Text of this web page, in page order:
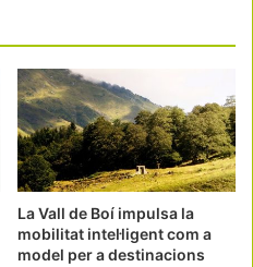
La Vall de Boí impulsa la
mobilitat intel·ligent com a
model per a destinacions